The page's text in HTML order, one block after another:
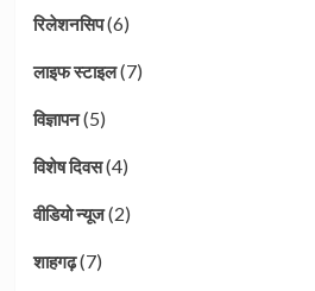
रिलेशनसिप(6)
लाइफ स्टाइल(7)
विज्ञापन(5)
विशेष दिवस(4)
वीडियो न्यूज(2)
शाहगढ़(7)